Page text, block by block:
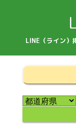
LINE（ライン）